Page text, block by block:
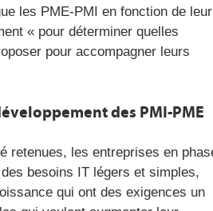
les PME-PMI en fonction de leur
« pour déterminer quelles
pour accompagner leurs
des PMI-PME
retenues, les entreprises en
besoins IT légers et simples,
qui ont des exigences un